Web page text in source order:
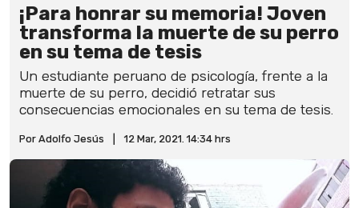
¡Para honrar su memoria! Joven
transforma la muerte de su perro
en su tema de tesis
Un estudiante peruano de psicología, frente a la
muerte de su perro, decidió retratar sus
consecuencias emocionales en su tema de tesis.
Por Adolfo Jesús 12 Mar, 2021. 14:34 hrs